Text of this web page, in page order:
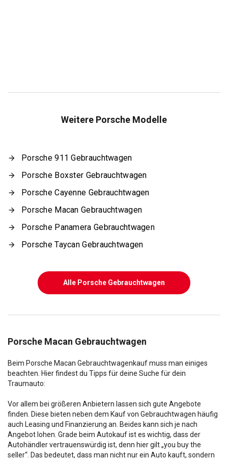
Weitere Porsche Modelle
Porsche 911 Gebrauchtwagen
Porsche Boxster Gebrauchtwagen
Porsche Cayenne Gebrauchtwagen
Porsche Macan Gebrauchtwagen
Porsche Panamera Gebrauchtwagen
Porsche Taycan Gebrauchtwagen
Alle Porsche Gebrauchtwagen
Porsche Macan Gebrauchtwagen
Beim Porsche Macan Gebrauchtwagenkauf muss man einiges
beachten. Hier findest du Tipps für deine Suche für dein
Traumauto:
Vor allem bei größeren Anbietern lassen sich gute Angebote
finden. Diese bieten neben dem Kauf von Gebrauchtwagen häufig
auch Leasing und Finanzierung an. Beides kann sich je nach
Angebot lohen. Grade beim Autokauf ist es wichtig, dass der
Autohändler vertrauenswürdig ist, denn hier gilt „you buy the
seller“. Das bedeutet, dass man nicht nur ein Auto kauft, sondern